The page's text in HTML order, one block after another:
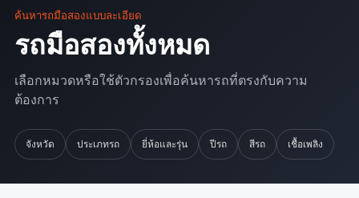
ค้นหารถมือสองแบบละเอียด
รถมือสองทั้งหมด
เลือกหมวดหรือใช้ตัวกรองเพื่อค้นหารถที่ตรงกับความ
ต้องการ
จังหวัด ประเภทรถ ยี่ห้อและรุ่น ปีรถ สีรถ เชื้อเพลิง